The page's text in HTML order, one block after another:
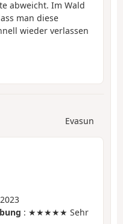
abweicht. Im Wald
man diese
wieder verlassen
Evasun
: ★★★★★ Sehr